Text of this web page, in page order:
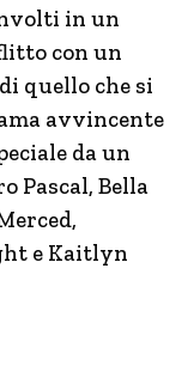
in un
con un
quello che si
avvincente
da un
Pascal, Bella
e Kaitlyn